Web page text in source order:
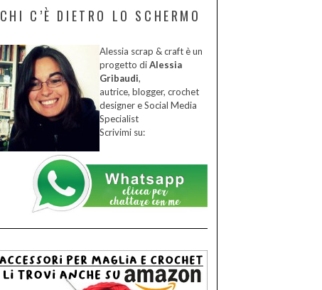
CHI C’È DIETRO LO SCHERMO
Alessia scrap & craft è un
progetto diAlessia
Gribaudi,
autrice, blogger, crochet
designer e Social Media
Specialist
Scrivimi su: